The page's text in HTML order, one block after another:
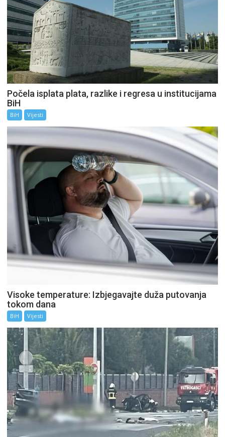
Počela isplata plata, razlike i regresa u institucijama
BiH
BiH Vijesti
Visoke temperature: Izbjegavajte duža putovanja
tokom dana
BiH Vijesti